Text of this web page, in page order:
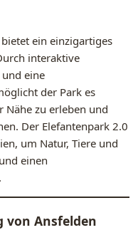
ein einzigartiges
interaktive
eine
der Park es
Nähe zu erleben und
Der Elefantenpark 2.0
um Natur, Tiere und
einen
von Ansfelden